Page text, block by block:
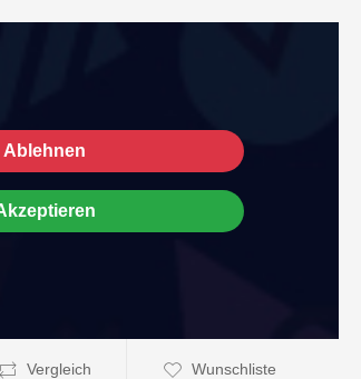
Ablehnen
Vergleich Wunschliste